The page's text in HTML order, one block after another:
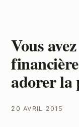
Vous
adorer la
20 AVRIL 2015